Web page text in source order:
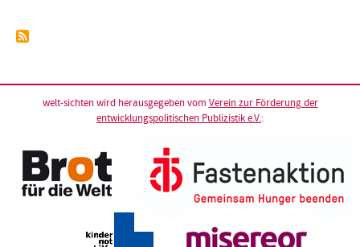
welt-sichten wird herausgegeben vom Verein zur Förderung der
entwicklungspolitischen Publizistik e.V.: